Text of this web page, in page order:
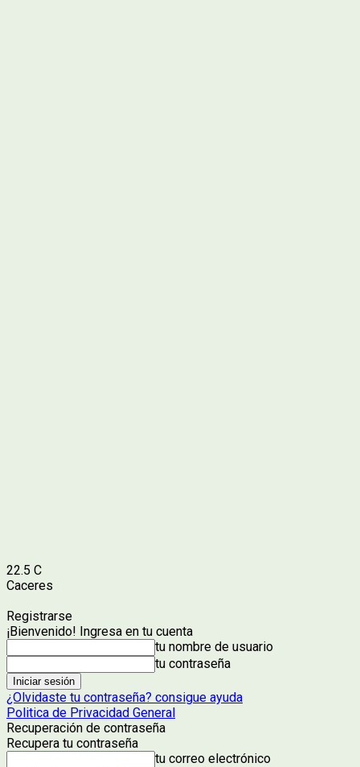
22.5 C
Caceres
Registrarse
¡Bienvenido! Ingresa en tu cuenta
tu nombre de usuario
tu contraseña
¿Olvidaste tu contraseña? consigue ayuda
Politica de Privacidad General
Recuperación de contraseña
Recupera tu contraseña
tu correo electrónico